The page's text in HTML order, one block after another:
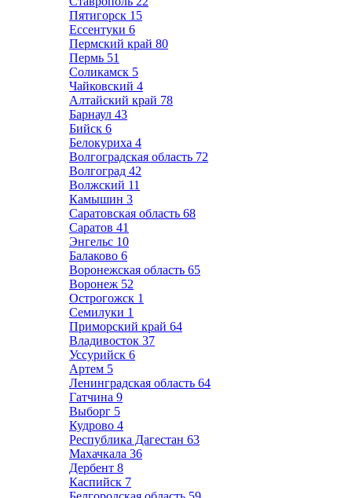
Пятигорск 15
Ессентуки 6
Пермский край 80
Пермь 51
Соликамск 5
Чайковский 4
Алтайский край 78
Барнаул 43
Бийск 6
Белокуриха 4
Волгоградская область 72
Волгоград 42
Волжский 11
Камышин 3
Саратовская область 68
Саратов 41
Энгельс 10
Балаково 6
Воронежская область 65
Воронеж 52
Острогожск 1
Семилуки 1
Приморский край 64
Владивосток 37
Уссурийск 6
Артем 5
Ленинградская область 64
Гатчина 9
Выборг 5
Кудрово 4
Республика Дагестан 63
Махачкала 36
Дербент 8
Каспийск 7